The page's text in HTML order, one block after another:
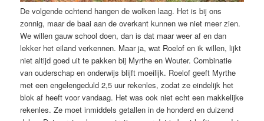
De volgende ochtend hangen de wolken laag. Het is bij ons
zonnig, maar de baai aan de overkant kunnen we niet meer zien.
We willen gauw school doen, dan is dat maar weer af en dan
lekker het eiland verkennen. Maar ja, wat Roelof en ik willen, lijkt
niet altijd goed uit te pakken bij Myrthe en Wouter. Combinatie
van ouderschap en onderwijs blijft moeilijk. Roelof geeft Myrthe
met een engelengeduld 2,5 uur rekenles, zodat ze eindelijk het
blok af heeft voor vandaag. Het was ook niet echt een makkelijke
rekenles. Ze moet inmiddels getallen in de honderd en duizend